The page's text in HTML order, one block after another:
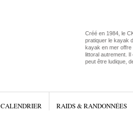
Créé en 1984, le
pratiquer le kayak
kayak en mer offre
littoral autrement.
peut être ludique,
CALENDRIER RAIDS & RANDONNÉES